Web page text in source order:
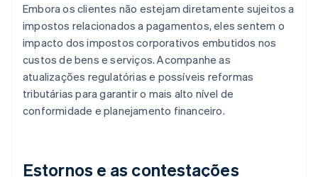
Embora os clientes não estejam diretamente sujeitos a
impostos relacionados a pagamentos, eles sentem o
impacto dos impostos corporativos embutidos nos
custos de bens e serviços. Acompanhe as
atualizações regulatórias e possíveis reformas
tributárias para garantir o mais alto nível de
conformidade e planejamento financeiro.
Estornos e as contestações